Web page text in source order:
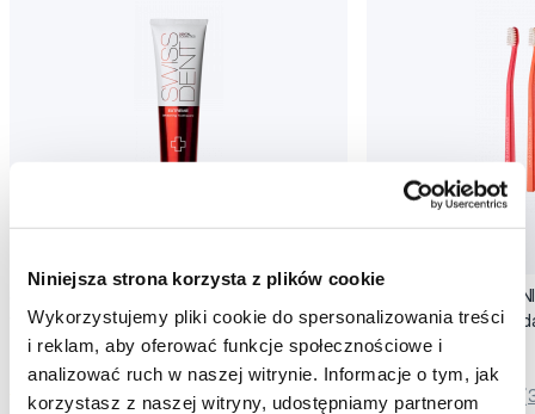
Niniejsza strona korzysta z plików cookie
Wykorzystujemy pliki cookie do spersonalizowania treści
i reklam, aby oferować funkcje społecznościowe i
analizować ruch w naszej witrynie. Informacje o tym, jak
korzystasz z naszej witryny, udostępniamy partnerom
wybielająca, 100 ml
79,90 Zł
(820x)
SWISSDENT
zębów Soft (2+1 za
44,90 Zł